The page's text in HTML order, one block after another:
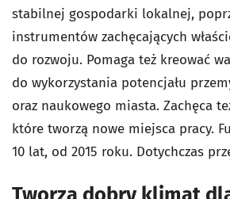
stabilnej gospodarki lokalnej,
instrumentów zachęcających
do rozwoju. Pomaga też kreować
do wykorzystania potencjału
oraz naukowego miasta. Zachęca
które tworzą nowe miejsca pracy.
10 lat, od 2015 roku. Dotychczas